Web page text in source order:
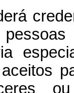
aceitos